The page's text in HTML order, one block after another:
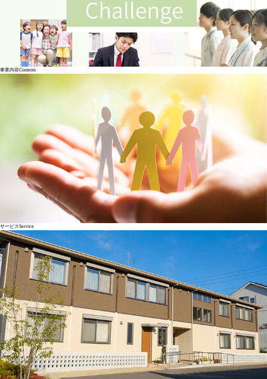
事業内容Contents
サービスService